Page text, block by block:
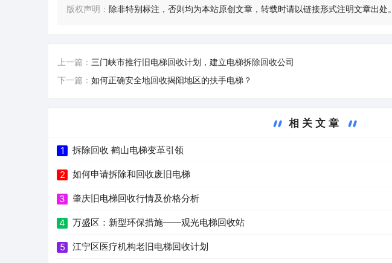
版权声明： 除非特别标注，否则均为本站原创文章，转载时请以链接形式注明文章出处。
上一篇： 三门峡市推行旧电梯回收计划，建立电梯拆除回收公司
下一篇： 如何正确安全地回收揭阳地区的扶手电梯？
相关文章
1 拆除回收 鹤山电梯变革引领
2 如何申请拆除和回收废旧电梯
3 肇庆旧电梯回收行情及价格分析
4 万盛区：新型环保措施——观光电梯回收站
5 江宁区医疗机构老旧电梯回收计划